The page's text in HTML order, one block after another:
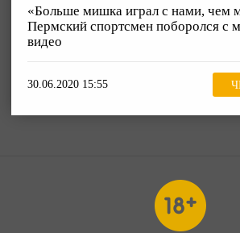
«Больше мишка играл с нами, чем
Пермский спортсмен поборолся с
видео
30.06.2020 15:55